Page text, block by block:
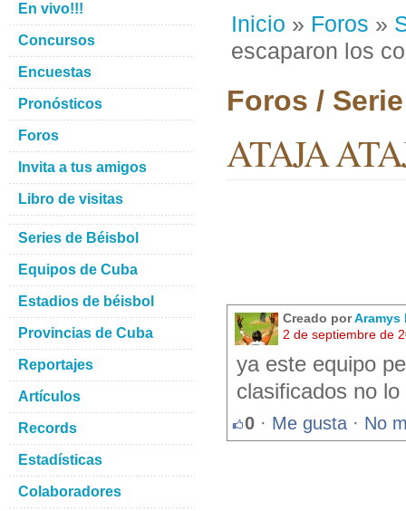
Inicio » Foros »
escaparon los
Foros /
ATAJA
Creado porAramys
2 de septiembre de
ya este equipo
clasificados no lo
0 · Me gusta · No
En vivo!!!
Concursos
Encuestas
Pronósticos
Foros
Invita a tus amigos
Libro de visitas
Series de Béisbol
Equipos de Cuba
Estadios de béisbol
Provincias de Cuba
Reportajes
Artículos
Records
Estadísticas
Colaboradores